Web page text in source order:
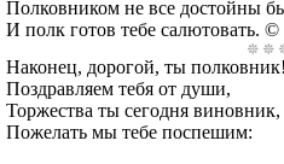
Полковником не все достойны
И полк готов тебе салютовать. ©
Наконец, дорогой, ты полковник!
Поздравляем тебя от души,
Торжества ты сегодня виновник,
Пожелать мы тебе поспешим: